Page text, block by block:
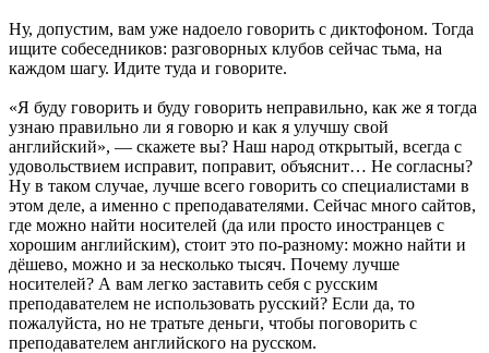
Ну, допустим, вам уже надоело говорить с диктофоном. Тогда
ищите собеседников: разговорных клубов сейчас тьма, на
каждом шагу. Идите туда и говорите.
«Я буду говорить и буду говорить неправильно, как же я тогда
узнаю правильно ли я говорю и как я улучшу свой
английский», — скажете вы? Наш народ открытый, всегда с
удовольствием исправит, поправит, объяснит… Не согласны?
Ну в таком случае, лучше всего говорить со специалистами в
этом деле, а именно с преподавателями. Сейчас много сайтов,
где можно найти носителей (да или просто иностранцев с
хорошим английским), стоит это по-разному: можно найти и
дёшево, можно и за несколько тысяч. Почему лучше
носителей? А вам легко заставить себя с русским
преподавателем не использовать русский? Если да, то
пожалуйста, но не тратьте деньги, чтобы поговорить с
преподавателем английского на русском.